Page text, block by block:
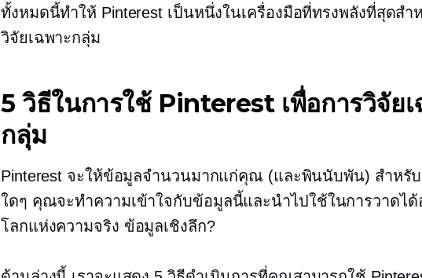
ทั้งหมดนี้ทำให้ Pinterest เป็นหนึ่งในเครื่องมือที่ทรงพลังที่สุดสำ
วิจัยเฉพาะกลุ่ม
5 วิธีในการใช้ Pinterest เพื่อการวิจัยเ
กลุ่ม
Pinterest จะให้ข้อมูลจำนวนมากแก่คุณ (และพินนับพัน) สำหรั
ใดๆ คุณจะทำความเข้าใจกับข้อมูลนี้และนำไปใช้ในการวาดได้
โลกแห่งความจริง ข้อมูลเชิงลึก?